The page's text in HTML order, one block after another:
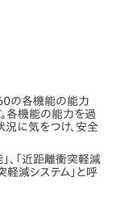
の各機能の能力
各機能の能力を過
況に気をつけ、安全
、「近距離衝突軽減
軽減システム」と呼